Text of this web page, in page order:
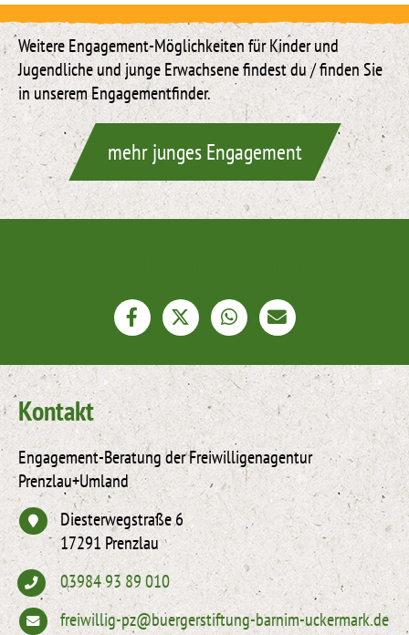
Weitere Engagement-Möglichkeiten für Kinder und
Jugendliche und junge Erwachsene findest du / finden Sie
in unserem Engagementfinder.
mehr junges Engagement
Kontakt
Engagement-Beratung der Freiwilligenagentur
Prenzlau+Umland
Diesterwegstraße 6
17291 Prenzlau
03984 93 89 010
freiwillig-pz@buergerstiftung-barnim-uckermark.de